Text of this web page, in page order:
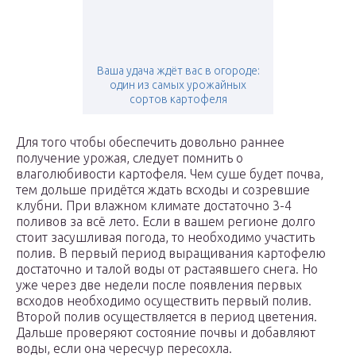
Ваша удача ждёт вас в огороде:
один из самых урожайных
сортов картофеля
Для того чтобы обеспечить довольно раннее
получение урожая, следует помнить о
влаголюбивости картофеля. Чем суше будет почва,
тем дольше придётся ждать всходы и созревшие
клубни. При влажном климате достаточно 3-4
поливов за всё лето. Если в вашем регионе долго
стоит засушливая погода, то необходимо участить
полив. В первый период выращивания картофелю
достаточно и талой воды от растаявшего снега. Но
уже через две недели после появления первых
всходов необходимо осуществить первый полив.
Второй полив осуществляется в период цветения.
Дальше проверяют состояние почвы и добавляют
воды, если она чересчур пересохла.